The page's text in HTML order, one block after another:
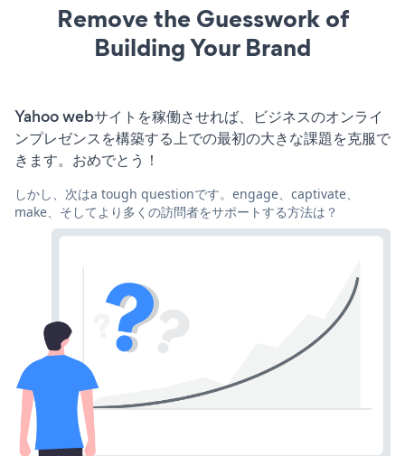
Remove the Guesswork of
Building Your Brand
Yahoo webサイトを稼働させれば、ビジネスのオンライ
ンプレゼンスを構築する上での最初の大きな課題を克服で
きます。おめでとう！
しかし、次はa tough questionです。engage、captivate、
make、そしてより多くの訪問者をサポートする方法は？